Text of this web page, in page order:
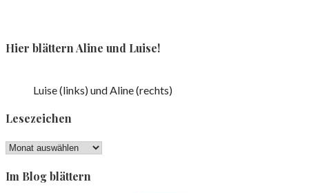
Hier blättern Aline und Luise!
Luise (links) und Aline (rechts)
Lesezeichen
Lesezeichen
Im Blog blättern